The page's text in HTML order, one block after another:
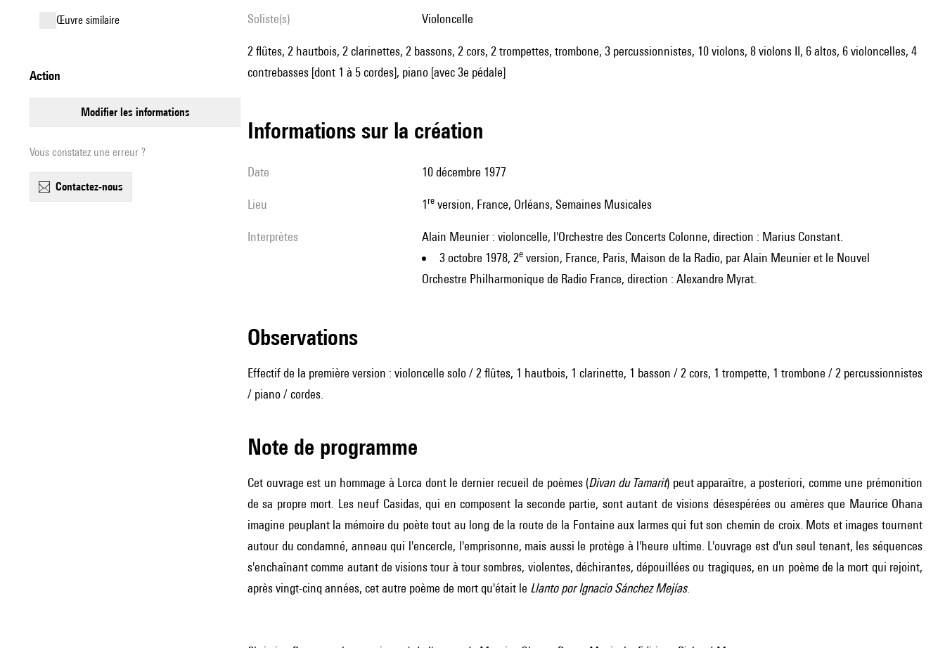
œuvre similaire
action
modifier les informations
Vous constatez une erreur ?
contactez-nous
Soliste(s) violoncelle
2 flûtes, 2 hautbois, 2 clarinettes, 2 bassons, 2 cors, 2 trompettes, trombone, 3 percussionnistes, 10 violons, 8 violons II, 6 altos, 6 violoncelles, 4
contrebasses [dont 1 à 5 cordes], piano [avec 3e pédale]
informations sur la création
date 10 décembre 1977
lieu 1re version, France, Orléans, Semaines Musicales
interprètes
Alain Meunier : violoncelle, l'Orchestre des Concerts Colonne, direction : Marius Constant.
3 octobre 1978, 2e version, France, Paris, Maison de la Radio, par Alain Meunier et le Nouvel
Orchestre Philharmonique de Radio France, direction : Alexandre Myrat.
observations
Effectif de la première version : violoncelle solo / 2 flûtes, 1 hautbois, 1 clarinette, 1 basson / 2 cors, 1 trompette, 1 trombone / 2 percussionnistes
/ piano / cordes.
Note de programme
Cet ouvrage est un hommage à Lorca dont le dernier recueil de poèmes (Divan du Tamarit) peut apparaître, a posteriori, comme une prémonition
de sa propre mort. Les neuf Casidas, qui en composent la seconde partie, sont autant de visions désespérées ou amères que Maurice Ohana
imagine peuplant la mémoire du poète tout au long de la route de la Fontaine aux larmes qui fut son chemin de croix. Mots et images tournent
autour du condamné, anneau qui l'encercle, l'emprisonne, mais aussi le protège à l'heure ultime. L'ouvrage est d'un seul tenant, les séquences
s'enchaînant comme autant de visions tour à tour sombres, violentes, déchirantes, dépouillées ou tragiques, en un poème de la mort qui rejoint,
après vingt-cinq années, cet autre poème de mort qu'était le Llanto por Ignacio Sánchez Mejías.